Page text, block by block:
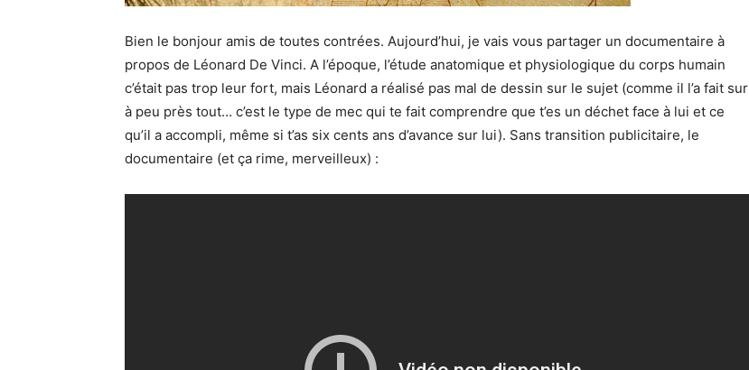
Bien le bonjour amis de toutes contrées. Aujourd’hui, je vais vous partager un documentaire à
propos de Léonard De Vinci. A l’époque, l’étude anatomique et physiologique du corps humain
c’était pas trop leur fort, mais Léonard a réalisé pas mal de dessin sur le sujet (comme il l’a fait sur
à peu près tout… c’est le type de mec qui te fait comprendre que t’es un déchet face à lui et ce
qu’il a accompli, même si t’as six cents ans d’avance sur lui). Sans transition publicitaire, le
documentaire (et ça rime, merveilleux) :